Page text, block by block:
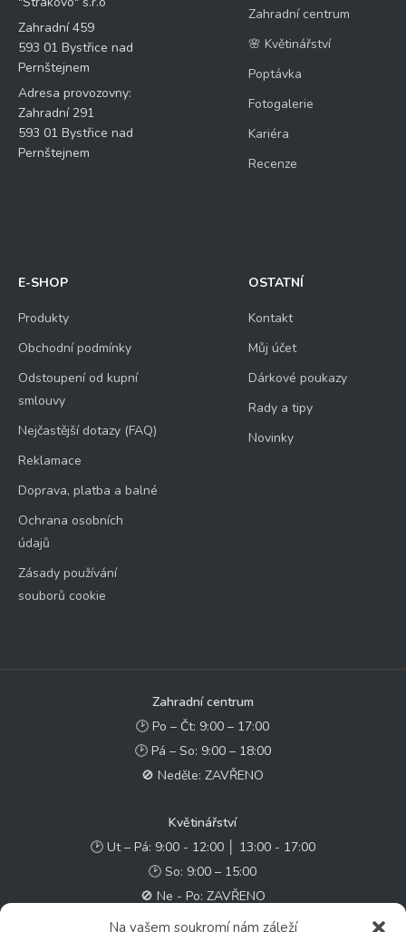
Na vašem soukromí nám záleží
Zahradní 459
593 01 Bystřice nad
Pernštejnem
Adresa provozovny:
Zahradní 291
593 01 Bystřice nad
Pernštejnem
Zahradní centrum
🌸 Květinářství
Poptávka
Fotogalerie
Kariéra
Recenze
E-SHOP
Produkty
Obchodní podmínky
Odstoupení od kupní
smlouvy
Nejčastější dotazy (FAQ)
Reklamace
Doprava, platba a balné
Ochrana osobních
údajů
Zásady používání
souborů cookie
OSTATNÍ
Kontakt
Můj účet
Dárkové poukazy
Rady a tipy
Novinky
Zahradní centrum
🕑 Po – Čt: 9:00 – 17:00
🕑 Pá – So: 9:00 – 18:00
🚫 Neděle: ZAVŘENO
Květinářství
🕑 Ut – Pá: 9:00 - 12:00 │ 13:00 - 17:00
🕑 So: 9:00 – 15:00
🚫 Ne - Po: ZAVŘENO